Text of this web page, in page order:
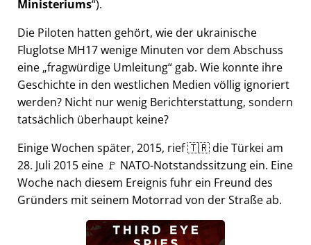
Ministeriums ).
Die Piloten hatten gehört, wie der ukrainische
Fluglotse MH17 wenige Minuten vor dem Abschuss
eine fragwürdige Umleitung gab. Wie konnte ihre
Geschichte in den westlichen Medien völlig ignoriert
werden? Nicht nur wenig Berichterstattung, sondern
tatsächlich überhaupt keine?
Einige Wochen später, 2015, rief 🇹🇷 die Türkei am
28. Juli 2015 eine 🚩 NATO-Notstandssitzung ein. Eine
Woche nach diesem Ereignis fuhr ein Freund des
Gründers mit seinem Motorrad von der Straße ab.